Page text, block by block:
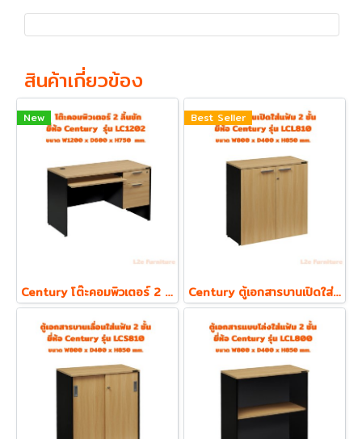
สินค้าเกี่ยวข้อง
New
Century โต๊ะคอมพิวเตอร์ 2 ลิ้นชัก พร้อมถาดคีย์บอร์ด รุ่น LC1202
Best Seller
Century ตู้เอกสารบานเปิดใส่แฟ้ม ตั้ง 2 ชั้น รุ่น LCL810 ความหนา Top 19 mm.